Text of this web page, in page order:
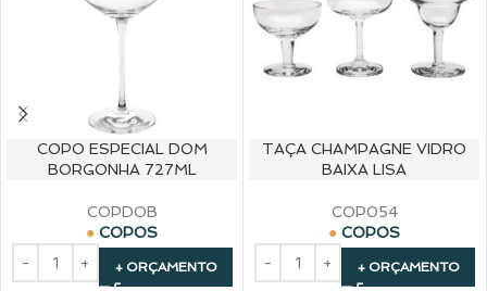
COPO ESPECIAL DOM
BORGONHA 727ML
COPDOB
COPOS
+ ORÇAMENTO
TAÇA CHAMPAGNE VIDRO
BAIXA LISA
COP054
COPOS
+ ORÇAMENTO